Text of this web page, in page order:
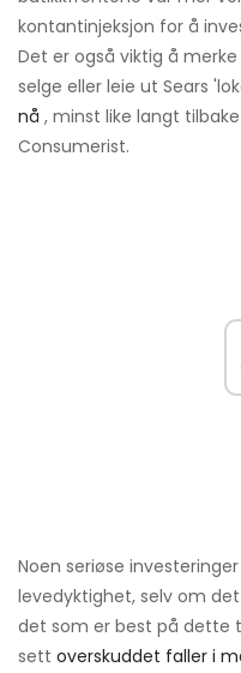
kontantinjeksjon for å
Det er også viktig å
selge eller leie ut Sears
nå , minst like langt
Consumerist.
Noen seriøse
levedyktighet, selv om
det som er best på dette
sett overskuddet faller i